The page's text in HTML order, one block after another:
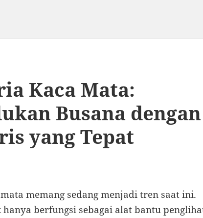
Kaca Mata:
Busana dengan
yang Tepat
memang sedang menjadi tren saat ini.
berfungsi sebagai alat bantu